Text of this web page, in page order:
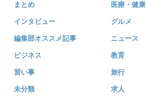
まとめ 医療・健康
インタビュー グルメ
編集部オススメ記事 ニュース
ビジネス 教育
習い事 旅行
未分類 求人